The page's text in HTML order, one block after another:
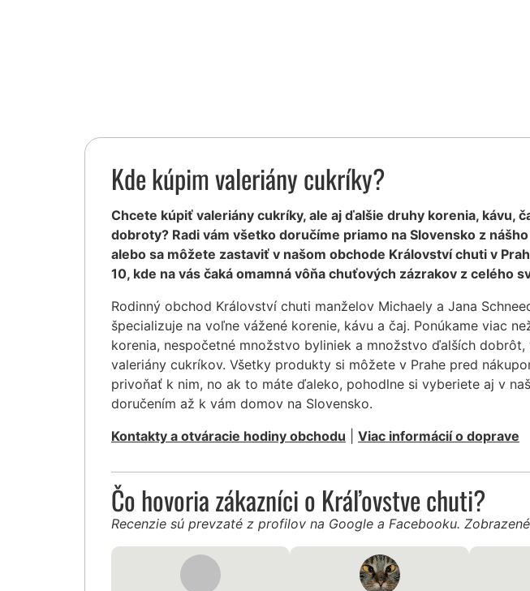
Kde kúpim valeriány cukríky?
Chcete kúpiť valeriány cukríky, ale aj ďalšie druhy korenia, kávu,
dobroty? Radi vám všetko doručíme priamo na Slovensko z
alebo sa môžete zastaviť v našom obchode Království chuti v
10, kde na vás čaká omamná vôňa chuťových zázrakov z celého
Rodinný obchod Království chuti manželov Michaely a Jana
špecializuje na voľne vážené korenie, kávu a čaj. Ponúkame viac
korenia, nespočetné množstvo byliniek a množstvo ďalších dobrôt,
valeriány cukríkov. Všetky produkty si môžete v Prahe pred
privoňať k nim, no ak to máte ďaleko, pohodlne si vyberiete aj v
doručením až k vám domov na Slovensko.
Kontakty a otváracie hodiny obchodu
Viac informácií o doprave
Čo hovoria zákazníci o Kráľovstve chuti?
Recenzie sú prevzaté z profilov na Google a Facebooku.